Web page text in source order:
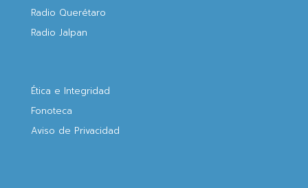
Radio Querétaro
Radio Jalpan
Ética e Integridad
Fonoteca
Aviso de Privacidad